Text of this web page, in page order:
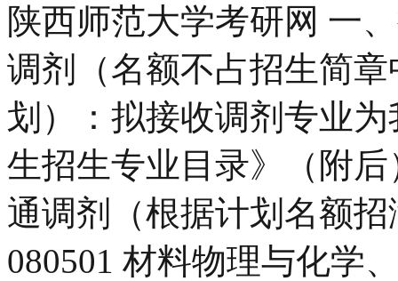
陕西师范大学考研网 一
调剂（名额不占招生简
划）：拟接收调剂专业
生招生专业目录》（附
通调剂（根据计划名额
080501 材料物理与化学